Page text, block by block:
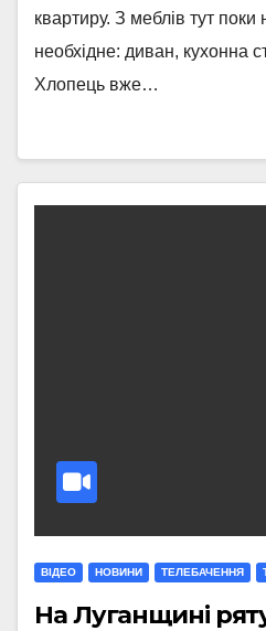
квартиру. З меблів тут
необхідне: диван, кухонна
Хлопець вже…
ВІДЕО НОВИНИ ТЕЛЕБАЧЕННЯ
На Луганщині